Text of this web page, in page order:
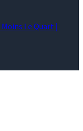
Moins Le Quart |